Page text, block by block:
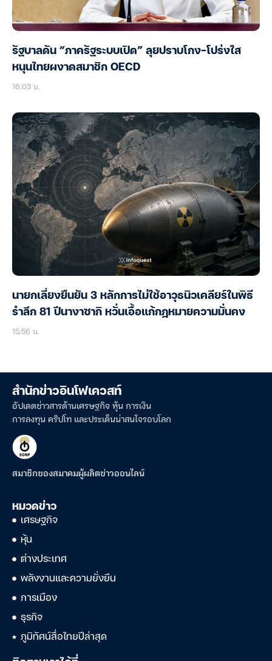
รัฐบาลดัน “ภาครัฐระบบเปิด” ลุยปราบโกง-โปร่งใส
หนุนไทยผงาดสมาชิก OECD
16:03 น.
นายกเลี่ยงยืนยัน 3 หลักการไม่ใช้อาวุธนิวเคลียร์ในพิธี
รำลึก 81 ปีนางาซากิ หวั่นเอื้อแก้กฎหมายความมั่นคง
15:56 น.
สำนักข่าวอินโฟเควสท์
อัปเดตข่าวสารด้านเศรษฐกิจ หุ้น การเงิน
การลงทุน คริปโท และประเด็นน่าสนใจรอบโลก
สมาชิกของสมาคมผู้ผลิตข่าวออนไลน์
หมวดข่าว
เศรษฐกิจ
หุ้น
ต่างประเทศ
พลังงานและความยั่งยืน
การเมือง
ธุรกิจ
ภูมิทัศน์สื่อไทยปีล่าสุด